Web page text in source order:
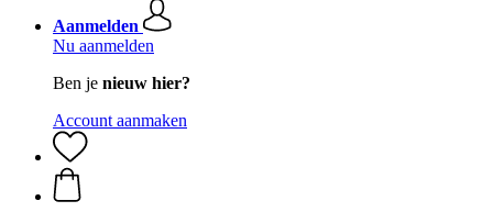
Aanmelden
Nu aanmelden
Ben je nieuw hier?
Account aanmaken